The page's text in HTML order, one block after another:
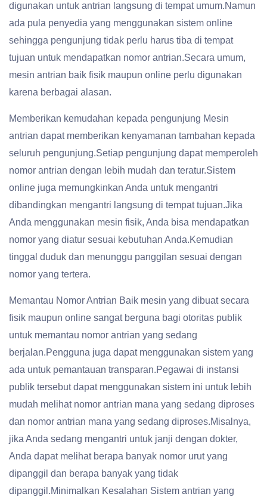
digunakan untuk antrian langsung di tempat umum.Namun
ada pula penyedia yang menggunakan sistem online
sehingga pengunjung tidak perlu harus tiba di tempat
tujuan untuk mendapatkan nomor antrian.Secara umum,
mesin antrian baik fisik maupun online perlu digunakan
karena berbagai alasan.
Memberikan kemudahan kepada pengunjung Mesin
antrian dapat memberikan kenyamanan tambahan kepada
seluruh pengunjung.Setiap pengunjung dapat memperoleh
nomor antrian dengan lebih mudah dan teratur.Sistem
online juga memungkinkan Anda untuk mengantri
dibandingkan mengantri langsung di tempat tujuan.Jika
Anda menggunakan mesin fisik, Anda bisa mendapatkan
nomor yang diatur sesuai kebutuhan Anda.Kemudian
tinggal duduk dan menunggu panggilan sesuai dengan
nomor yang tertera.
Memantau Nomor Antrian Baik mesin yang dibuat secara
fisik maupun online sangat berguna bagi otoritas publik
untuk memantau nomor antrian yang sedang
berjalan.Pengguna juga dapat menggunakan sistem yang
ada untuk pemantauan transparan.Pegawai di instansi
publik tersebut dapat menggunakan sistem ini untuk lebih
mudah melihat nomor antrian mana yang sedang diproses
dan nomor antrian mana yang sedang diproses.Misalnya,
jika Anda sedang mengantri untuk janji dengan dokter,
Anda dapat melihat berapa banyak nomor urut yang
dipanggil dan berapa banyak yang tidak
dipanggil.Minimalkan Kesalahan Sistem antrian yang